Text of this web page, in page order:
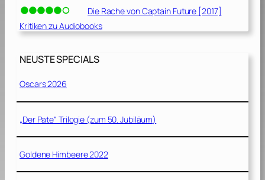
Die Rache von Captain Future [2017]
Kritiken zu Audiobooks
NEUSTE SPECIALS
Oscars 2026
„Der Pate“ Trilogie (zum 50. Jubiläum)
Goldene Himbeere 2022